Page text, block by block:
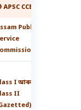
APSC CCE
Public
I আৰু
II